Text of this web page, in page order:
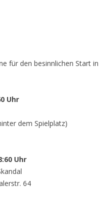
für den besinnlichen Start in
Uhr
dem Spielplatz)
Uhr
64